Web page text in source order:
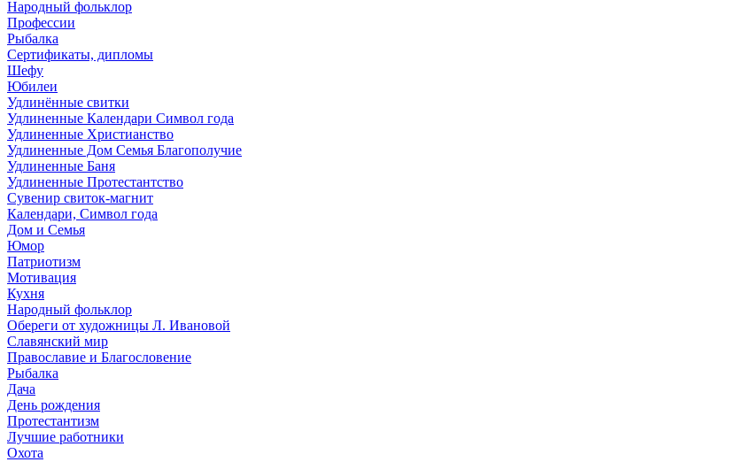
Народный фольклор
Профессии
Рыбалка
Сертификаты, дипломы
Шефу
Юбилеи
Удлинённые свитки
Удлиненные Календари Символ года
Удлиненные Христианство
Удлиненные Дом Семья Благополучие
Удлиненные Баня
Удлиненные Протестантство
Сувенир свиток-магнит
Календари, Символ года
Дом и Семья
Юмор
Патриотизм
Мотивация
Кухня
Народный фольклор
Обереги от художницы Л. Ивановой
Славянский мир
Православие и Благословение
Рыбалка
Дача
День рождения
Протестантизм
Лучшие работники
Охота